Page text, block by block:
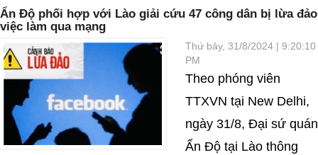
Ấn Độ phối hợp với Lào giải cứu 47 công dân bị lừa đảo
việc làm qua mạng
Thứ bảy, 31/8/2024 | 9:20:10
PM
Theo phóng viên
TTXVN tại New Delhi,
ngày 31/8, Đại sứ quán
Ấn Độ tại Lào thông